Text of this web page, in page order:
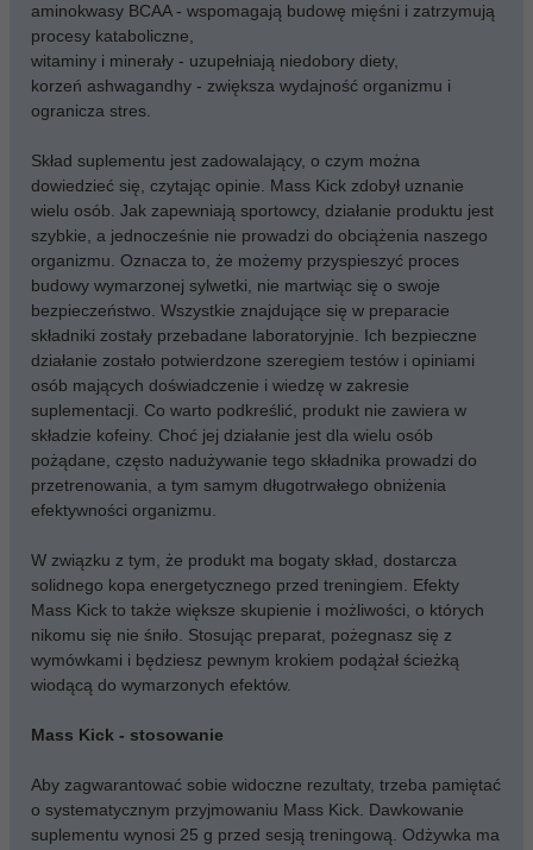
aminokwasy BCAA - wspomagają budowę mięśni i zatrzymują
procesy kataboliczne,
witaminy i minerały - uzupełniają niedobory diety,
korzeń ashwagandhy - zwiększa wydajność organizmu i
ogranicza stres.
Skład suplementu jest zadowalający, o czym można
dowiedzieć się, czytając opinie. Mass Kick zdobył uznanie
wielu osób. Jak zapewniają sportowcy, działanie produktu jest
szybkie, a jednocześnie nie prowadzi do obciążenia naszego
organizmu. Oznacza to, że możemy przyspieszyć proces
budowy wymarzonej sylwetki, nie martwiąc się o swoje
bezpieczeństwo. Wszystkie znajdujące się w preparacie
składniki zostały przebadane laboratoryjnie. Ich bezpieczne
działanie zostało potwierdzone szeregiem testów i opiniami
osób mających doświadczenie i wiedzę w zakresie
suplementacji. Co warto podkreślić, produkt nie zawiera w
składzie kofeiny. Choć jej działanie jest dla wielu osób
pożądane, często nadużywanie tego składnika prowadzi do
przetrenowania, a tym samym długotrwałego obniżenia
efektywności organizmu.
W związku z tym, że produkt ma bogaty skład, dostarcza
solidnego kopa energetycznego przed treningiem. Efekty
Mass Kick to także większe skupienie i możliwości, o których
nikomu się nie śniło. Stosując preparat, pożegnasz się z
wymówkami i będziesz pewnym krokiem podążał ścieżką
wiodącą do wymarzonych efektów.
Mass Kick - stosowanie
Aby zagwarantować sobie widoczne rezultaty, trzeba pamiętać
o systematycznym przyjmowaniu Mass Kick. Dawkowanie
suplementu wynosi 25 g przed sesją treningową. Odżywka ma